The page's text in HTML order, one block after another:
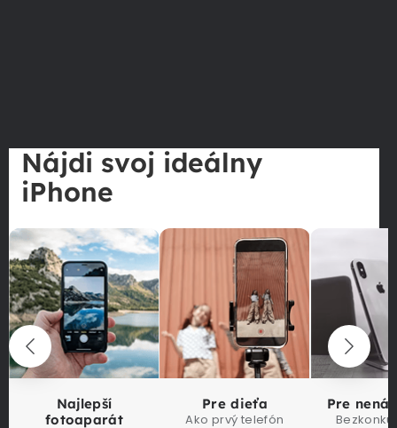
Nájdi svoj ideálny
iPhone
Najlepší
fotoaparát
Pre dieťa
Ako prvý telefón
Pre